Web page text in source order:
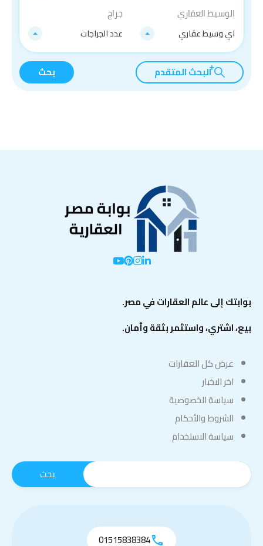
الوسيط العقاري
اي وسيط عقاري
جراج
عدد الجراجات
البحث المتقدم بحث
بوابتك إلى عالم العقارات في مصر.
بيع، اشتري، واستثمر بثقة وأمان.
عرض كل العقارات
اخر الاخبار
سياسة الخصوصية
الشروط والأحكام
سياسة الاستخدام
01515838384